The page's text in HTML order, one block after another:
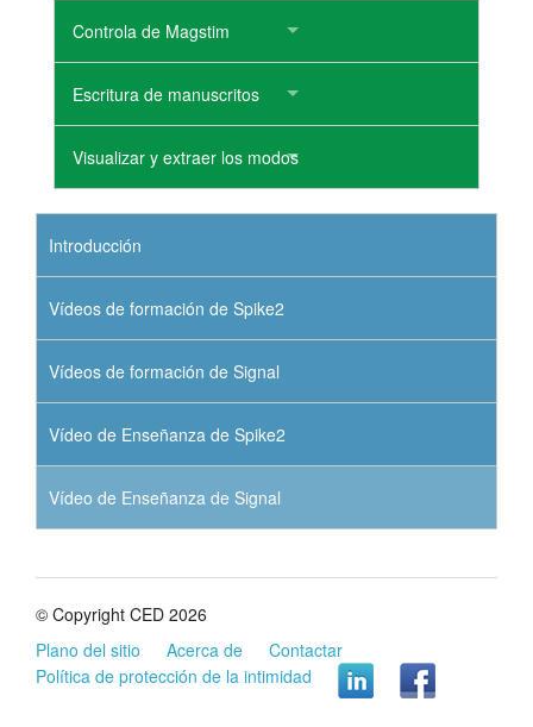
Controla de Magstim
Escritura de manuscritos
Visualizar y extraer los modos
Introducción
Vídeos de formación de Spike2
Vídeos de formación de Signal
Vídeo de Enseñanza de Spike2
Vídeo de Enseñanza de Signal
© Copyright CED 2026
Plano del sitio
Acerca de
Contactar
Política de protección de la intimidad